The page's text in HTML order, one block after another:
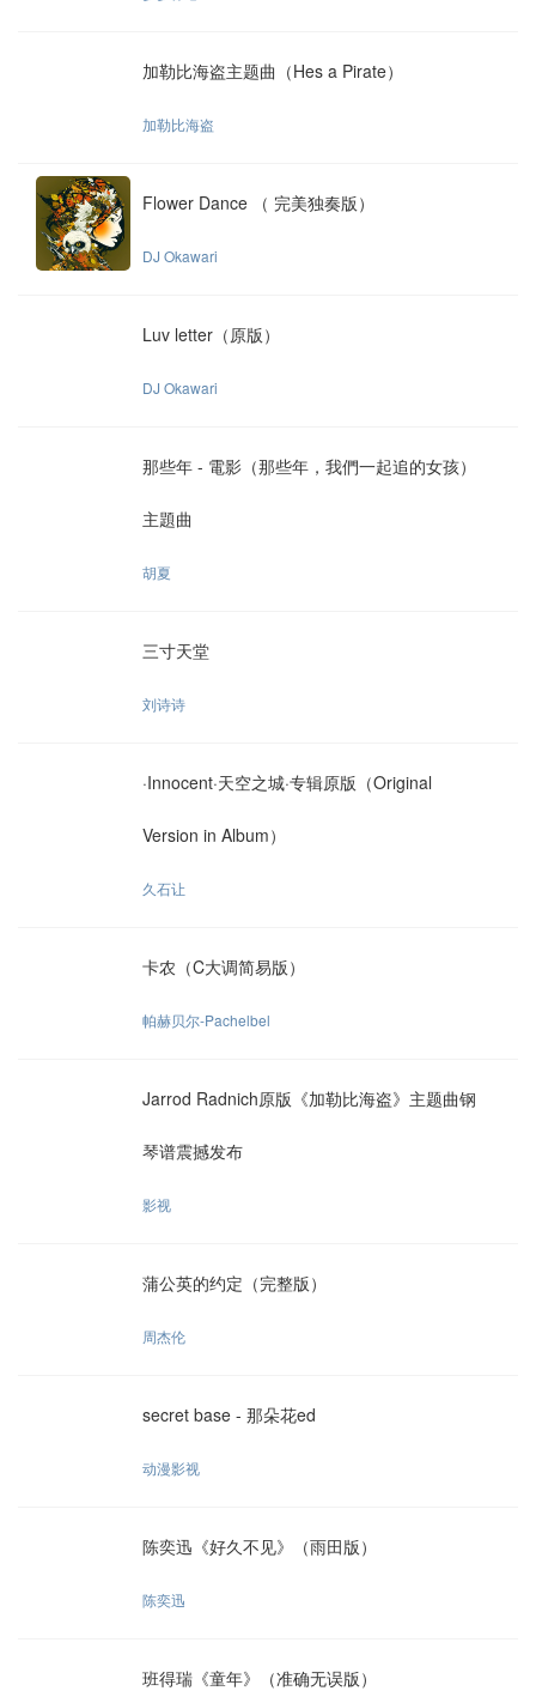
加勒比海盗主题曲（Hes a Pirate）
加勒比海盗
Flower Dance （ 完美独奏版）
DJ Okawari
Luv letter（原版）
DJ Okawari
那些年 - 電影（那些年，我們一起追的女孩）
主題曲
胡夏
三寸天堂
刘诗诗
·Innocent·天空之城·专辑原版（Original
Version in Album）
久石让
卡农（C大调简易版）
帕赫贝尔-Pachelbel
Jarrod Radnich原版《加勒比海盗》主题曲钢
琴谱震撼发布
影视
蒲公英的约定（完整版）
周杰伦
secret base - 那朵花ed
动漫影视
陈奕迅《好久不见》（雨田版）
陈奕迅
班得瑞《童年》（准确无误版）